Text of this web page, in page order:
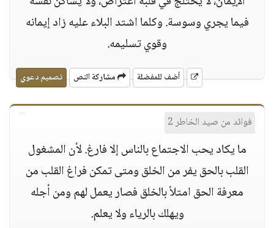
فيما يجري وسوسة. وكلما اشتد البلاء عليه زاد إيمانه
وقوي تسليمه.
أضف للمفضلة مشاركة النص تصميم دعوي
فوائد من صيد الخاطر 2
ما يكاد يحب الاجتماع بالناس إلا فارغ. لأن المشغول
القلب بالحق يفر من الخلق ومتى تمكن فراغ القلب من
معرفة الحق امتلأ بالخلق فصار يعمل لهم ومن أجله
ويهلك بالرياء ولا يعلم.